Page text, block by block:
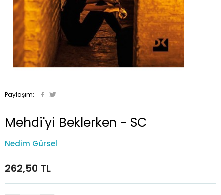
Paylaşım:
Mehdi'yi Beklerken - SC
Nedim Gürsel
262,50 TL